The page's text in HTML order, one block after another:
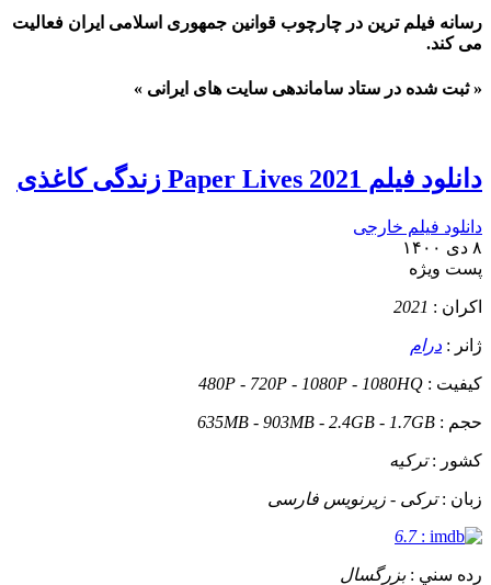
رسانه فیلم ترین در چارچوب قوانین جمهوری اسلامی ایران فعالیت
می کند.
« ثبت شده در ستاد ساماندهی سایت های ایرانی »
دانلود فیلم Paper Lives 2021 زندگی کاغذی
دانلود فیلم خارجی
۸ دی ۱۴۰۰
پست ويژه
اکران : 2021
ژانر : درام
کيفيت : 480P - 720P - 1080P - 1080HQ
حجم : 635MB - 903MB - 2.4GB - 1.7GB
کشور :ترکیه
زبان :ترکی - زیرنویس فارسی
:
6.7
رده سني :بزرگسال